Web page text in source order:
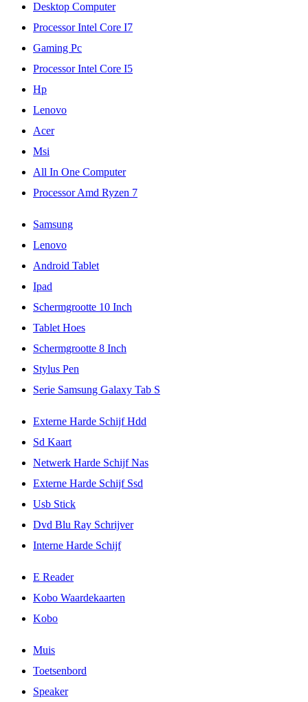
Desktop Computer
Processor Intel Core I7
Gaming Pc
Processor Intel Core I5
Hp
Lenovo
Acer
Msi
All In One Computer
Processor Amd Ryzen 7
Samsung
Lenovo
Android Tablet
Ipad
Schermgrootte 10 Inch
Tablet Hoes
Schermgrootte 8 Inch
Stylus Pen
Serie Samsung Galaxy Tab S
Externe Harde Schijf Hdd
Sd Kaart
Netwerk Harde Schijf Nas
Externe Harde Schijf Ssd
Usb Stick
Dvd Blu Ray Schrijver
Interne Harde Schijf
E Reader
Kobo Waardekaarten
Kobo
Muis
Toetsenbord
Speaker